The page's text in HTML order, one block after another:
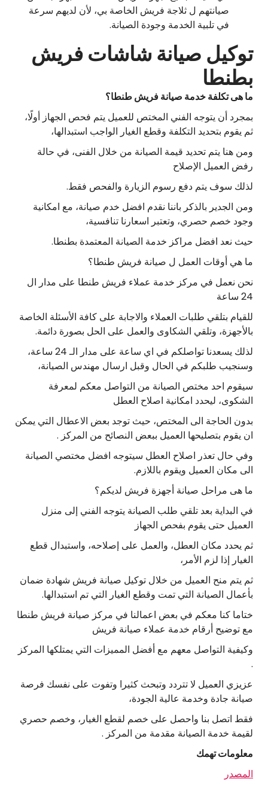
صيانتهم ل ثلاجة فريش الخاصة بي، لأن لديهم سرعة
في تلبية الخدمة وجودة الصيانة.
توكيل صيانة شاشات فريش
بطنطا
ما هى تكلفة خدمة صيانة فريش طنطا؟
بمجرد أن يتوجه الفني المختص للعميل يتم فحص الجهاز أولًا،
ثم يقوم بتحديد التكلفة وقطع الغيار الواجب استبدالها،
ومن هنا يتم تحديد قيمة الصيانة من خلال الفنى، في حالة
رفض العميل الإصلاح
لذلك سوف يتم دفع رسوم الزيارة والفحص فقط.
ومن الجدير بالذكر باننا نقدم افضل خدم صيانة، مع امكانية
وجود خصم حصري، وتعتبر اسعارنا تنافسية،
حيث نعد افضل مراكز خدمة الصيانة المعتمدة بطنطا.
ما هي أوقات العمل ل صيانة فريش طنطا؟
نحن نعمل في مركز خدمة عملاء فريش طنطا على مدار ال
24 ساعة
للقيام بتلقي طلبات العملاء والاجابة على كافة الأسئلة الخاصة
بالأجهزة، وتلقي الشكاوى والعمل على الحل بصورة دائمة.
لذلك يسعدنا تواصلكم في اي ساعة على مدار الـ 24 ساعة،
وسنجيب طلبكم في الحال وقبل ارسال مهندس الصيانة،
سيقوم احد مختص الصيانة من التواصل معكم لمعرفة
الشكوى، ليحدد امكانية اصلاح العطل
بدون الحاجة الى المختص، حيث توجد بعض الاعطال التي يمكن
ان يقوم بتصليحها العميل ببعض النصائح من المركز .
وفي حال تعذر اصلاح العطل سيتوجه افضل مختصي الصيانة
الى مكان العميل ويقوم باللازم.
ما هى مراحل صيانة أجهزة فريش لديكم؟
في البداية بعد تلقي طلب الصيانة يتوجه الفني إلى منزل
العميل حتى يقوم بفحص الجهاز
ثم يحدد مكان العطل، والعمل على إصلاحه، واستبدال قطع
الغيار إذا لزم الأمر،
ثم يتم منح العميل من خلال توكيل صيانة فريش شهادة ضمان
بأعمال الصيانة التي تمت وقطع الغيار التي تم استبدالها.
ختاما كنا معكم في بعض اعمالنا في مركز صيانة فريش طنطا
مع توضيح أرقام خدمة عملاء صيانة فريش
وكيفية التواصل معهم مع أفضل المميزات التي يمتلكها المركز
عزيزي العميل لا تتردد وتبحث كثيرا وتفوت على نفسك فرصة
صيانة جادة وخدمة عالية الجودة،
فقط اتصل بنا واحصل على خصم لقطع الغيار، وخصم حصري
لقيمة خدمة الصيانة مقدمة من المركز .
معلومات تهمك
المصدر